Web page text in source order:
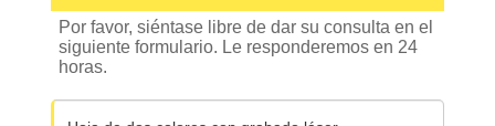
Por favor, siéntase libre de dar su consulta en el
siguiente formulario. Le responderemos en 24
horas.